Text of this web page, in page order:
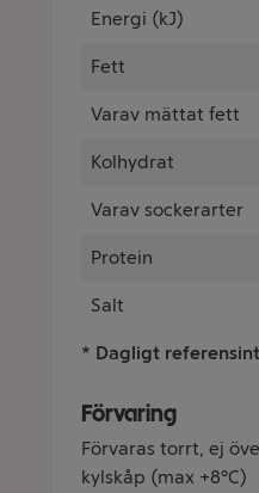
Energi (kJ)
Fett
Varav mättat fett
Kolhydrat
Varav sockerarter
Protein
Salt
* Dagligt
Förvaring
Förvaras torrt, ej
kylskåp (max +8°C)